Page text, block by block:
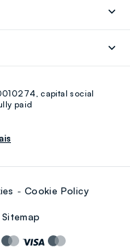
capital social
paid
Cookie Policy
Sitemap